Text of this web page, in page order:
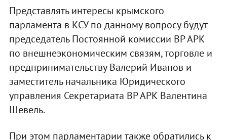
Представлять интересы крымского
парламента в КСУ по данному вопросу будут
председатель Постоянной комиссии ВР АРК
по внешнеэкономическим связям, торговле и
предпринимательству Валерий Иванов и
заместитель начальника Юридического
управления Секретариата ВР АРК Валентина
Шевель.
При этом парламентарии также обратились к